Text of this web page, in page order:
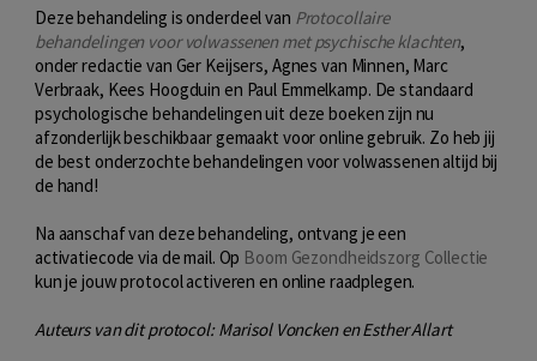
Deze behandeling is onderdeel van Protocollaire
behandelingen voor volwassenen met psychische klachten,
onder redactie van Ger Keijsers, Agnes van Minnen, Marc
Verbraak, Kees Hoogduin en Paul Emmelkamp. De standaard
psychologische behandelingen uit deze boeken zijn nu
afzonderlijk beschikbaar gemaakt voor online gebruik. Zo heb jij
de best onderzochte behandelingen voor volwassenen altijd bij
de hand!
Na aanschaf van deze behandeling, ontvang je een
activatiecode via de mail. Op Boom Gezondheidszorg Collectie
kun je jouw protocol activeren en online raadplegen.
Auteurs van dit protocol: Marisol Voncken en Esther Allart